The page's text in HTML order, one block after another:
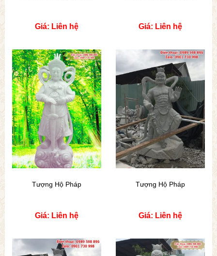
Giá: Liên hệ Giá: Liên hệ
Tượng Hộ Pháp
Giá: Liên hệ
Tượng Hộ Pháp
Giá: Liên hệ